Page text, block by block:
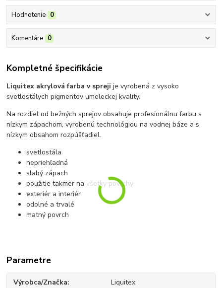
Hodnotenie 0
Komentáre 0
Kompletné špecifikácie
Liquitex akrylová farba v spreji je vyrobená z vysoko
svetlostálych pigmentov umeleckej kvality.
Na rozdiel od bežných sprejov obsahuje profesionálnu farbu s
nízkym zápachom, vyrobenú technológiou na vodnej báze a s
nízkym obsahom rozpúšťadiel.
svetlostála
nepriehľadná
slabý zápach
použitie takmer na všetky povrchy
exteriér a interiér
odolné a trvalé
matný povrch
Parametre
Výrobca/Značka Liquitex